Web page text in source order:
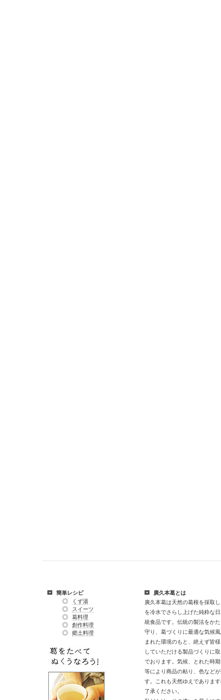
簡単レシピ
くず湯
スイーツ
葛料理
創作料理
郷土料理
廣久本葛とは
廣久本葛は天然の葛根を採取
を冷水でさらし上げた純粋な
統食品です。伝統の製法をか
守り、葛づくりに最適な気候
まれた環境のもと、絶えず皆
していただける製品づくりに
でおります。気候、とれた時
等により商品の粘り、色など
す。これも天然ゆえでありま
了承ください。